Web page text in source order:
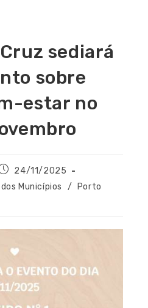
sediará
sobre
estar no
24/11/2025
Municípios /
Porto